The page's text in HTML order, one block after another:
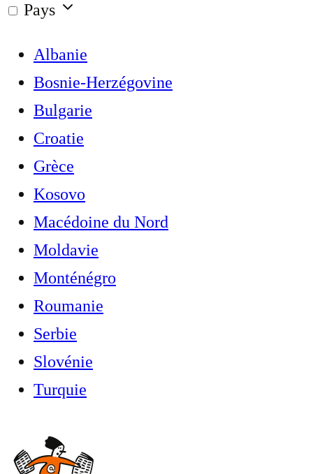
Pays
Albanie
Bosnie-Herzégovine
Bulgarie
Croatie
Grèce
Kosovo
Macédoine du Nord
Moldavie
Monténégro
Roumanie
Serbie
Slovénie
Turquie